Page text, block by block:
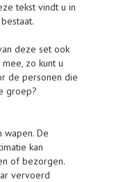
tekst vindt u in
deze set ook
zo kunt u
de personen die
groep?
De
kan
of bezorgen.
vervoerd